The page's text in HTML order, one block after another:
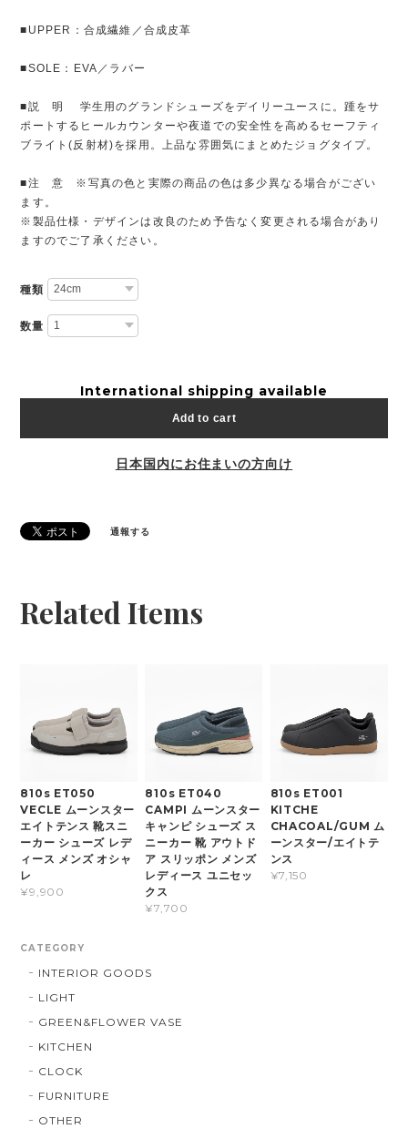
■UPPER：合成繊維／合成皮革
■SOLE：EVA／ラバー
■説 明 学生用のグランドシューズをデイリーユースに。踵をサ
ポートするヒールカウンターや夜道での安全性を高めるセーフティ
ブライト(反射材)を採用。上品な雰囲気にまとめたジョグタイプ。
■注 意 ※写真の色と実際の商品の色は多少異なる場合がござい
ます。
※製品仕様・デザインは改良のため予告なく変更される場合があり
ますのでご了承ください。
種類
数量
International shipping available
Add to cart
日本国内にお住まいの方向け
通報する
Related Items
810s ET050
VECLE ムーンスター
エイトテンス 靴スニ
ーカー シューズ レデ
ィース メンズ オシャ
レ
¥9,900
810s ET040
CAMPI ムーンスター
キャンピ シューズ ス
ニーカー 靴 アウトド
ア スリッポン メンズ
レディース ユニセッ
クス
¥7,700
810s ET001
KITCHE
CHACOAL/GUM ム
ーンスター/エイトテ
ンス
¥7,150
CATEGORY
INTERIOR GOODS
LIGHT
GREEN&FLOWER VASE
KITCHEN
CLOCK
FURNITURE
OTHER